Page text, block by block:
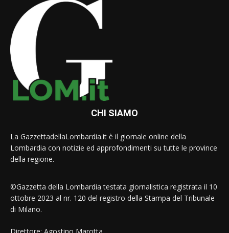
CHI SIAMO
La GazzettadellaLombardia.it è il giornale online della
Lombardia con notizie ed approfondimenti su tutte le province
della regione.
©Gazzetta della Lombardia testata giornalistica registrata il 10
ottobre 2023 al nr. 120 del registro della Stampa del Tribunale
di Milano.